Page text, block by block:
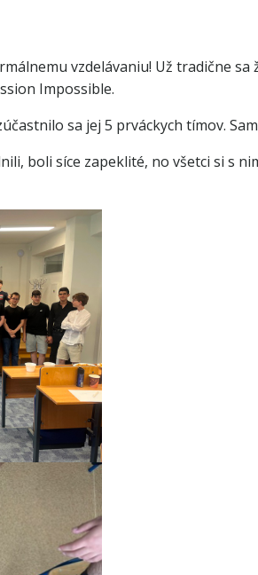
vzdelávaniu! Už tradične
Impossible.
sa jej 5 prváckych tímov.
boli síce zapeklité, no všetci si s